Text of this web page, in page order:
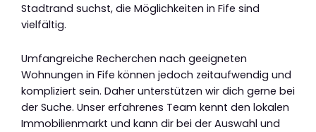
Stadtrand suchst, die Möglichkeiten in Fife sind
vielfältig.
Umfangreiche Recherchen nach geeigneten
Wohnungen in Fife können jedoch zeitaufwendig und
kompliziert sein. Daher unterstützen wir dich gerne bei
der Suche. Unser erfahrenes Team kennt den lokalen
Immobilienmarkt und kann dir bei der Auswahl und